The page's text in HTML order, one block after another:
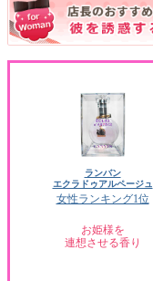
ランバン
エクラドゥアルページュ
女性ランキング1位
お姫様を
連想させる香り